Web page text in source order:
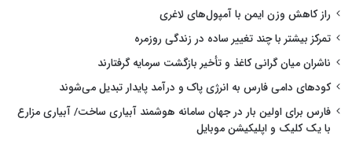
راز کاهش وزن ایمن با آمپول‌های لاغری
تمرکز بیشتر با چند تغییر ساده در زندگی روزمره
ناشران میان گرانی کاغذ و تأخیر بازگشت سرمایه گرفتارند
کودهای دامی فارس به انرژی پاک و درآمد پایدار تبدیل می‌شوند
فارس برای اولین بار در جهان سامانه هوشمند آبیاری ساخت/ آبیاری مزارع
با یک کلیک و اپلیکیشن موبایل